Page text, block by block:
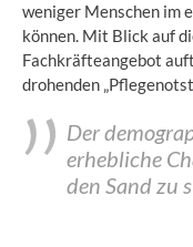
weniger Menschen im
können. Mit Blick auf
Fachkräfteangebot
drohenden
Der
erhebliche
den Sand zu